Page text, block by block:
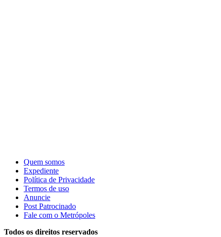
Quem somos
Expediente
Política de Privacidade
Termos de uso
Anuncie
Post Patrocinado
Fale com o Metrópoles
Todos os direitos reservados